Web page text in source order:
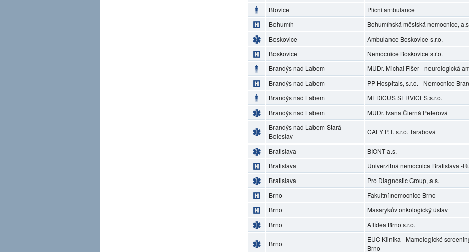
Blovice
Plicní ambulance
Bohumín
Bohumínská městská nemocnice,
Boskovice
Ambulance Boskovice s.r.o.
Boskovice
Nemocnice Boskovice s.r.o.
Brandýs nad Labem
MUDr. Michal Fišer - neurologická
Brandýs nad Labem
PP Hospitals, s.r.o. - Nemocnice
Brandýs nad Labem
MEDICUS SERVICES s.r.o.
Brandýs nad Labem
MUDr. Ivana Čierná Peterová
Brandýs nad Labem-Stará
Boleslav
CAFY P.T. s.r.o. Tarabová
Bratislava BIONT a.s.
Bratislava
Univerzitná nemocnica Bratislava -
Bratislava
Pro Diagnostic Group, a.s.
Brno
Fakultní nemocnice Brno
Brno
Masarykův onkologický ústav
Brno
Affidea Brno s.r.o.
Brno
EUC Klinika - Mamologické
Brno